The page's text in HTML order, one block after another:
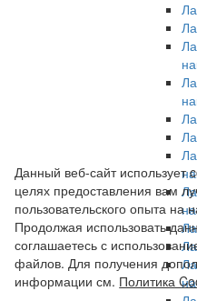
Данный веб-сайт использует
целях предоставления вам
пользовательского опыта на
Продолжая использовать
соглашаетесь с
файлов. Для получения
информации см. Политика